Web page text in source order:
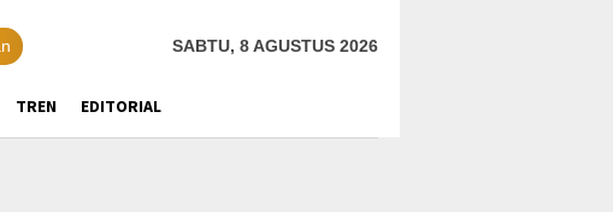
SABTU, 8 AGUSTUS 2026
TREN EDITORIAL